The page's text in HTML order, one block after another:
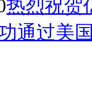
热烈祝贺
通过美